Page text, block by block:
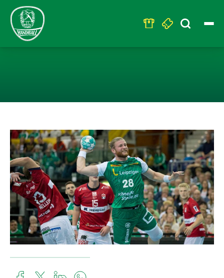
Search
for: